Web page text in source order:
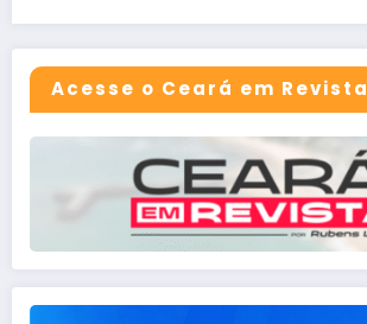
Acesse o Ceará em Revista